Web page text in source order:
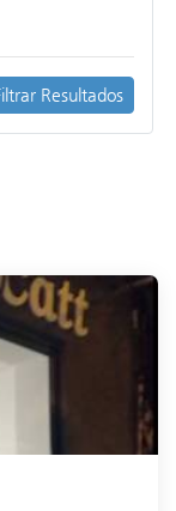
Resultados